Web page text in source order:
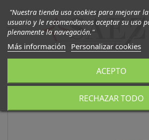

"Nuestra tienda usa cookies para mejorar
usuario y le recomendamos aceptar su uso
plenamente la navegación."
Más información Personalizar cookies
RECHAZAR TODO
ACEPTO